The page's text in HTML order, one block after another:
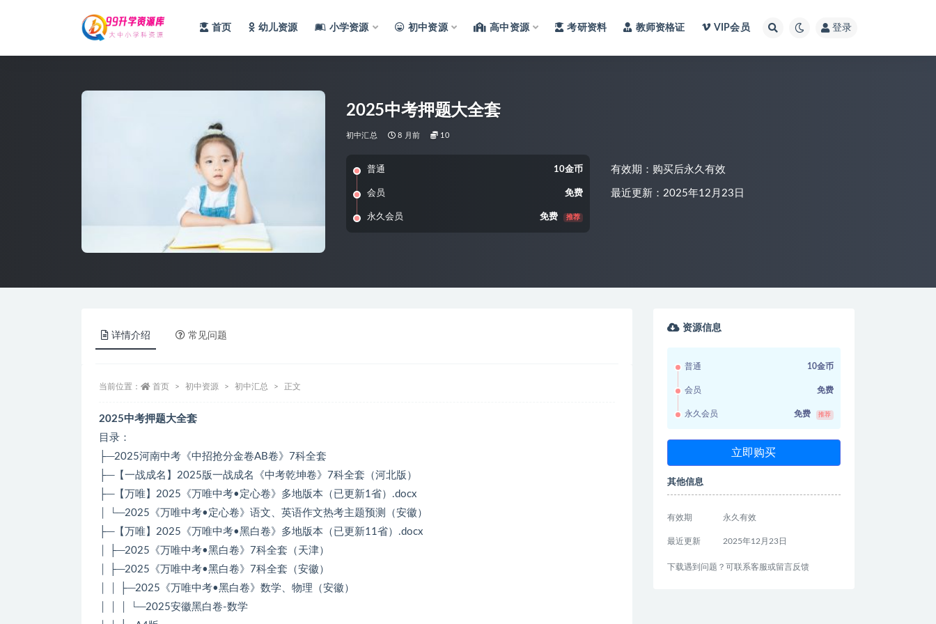
首页 幼儿资源 小学资源 初中资源 高中资源 考研资料 教师资格证 VIP会员 登录
2025中考押题大全套
初中汇总 8 月前 10
普通 10金币
会员 免费
永久会员 免费 推荐
有效期：购买后永久有效
最近更新：2025年12月23日
详情介绍 常见问题
当前位置： 首页 初中资源 初中汇总 正文
2025中考押题大全套
目录：
├─2025河南中考《中招抢分金卷AB卷》7科全套
├─【一战成名】2025版一战成名《中考乾坤卷》7科全套（河北版）
├─【万唯】2025《万唯中考•定心卷》多地版本（已更新1省）.docx
│ └─2025《万唯中考•定心卷》语文、英语作文热考主题预测（安徽）
├─【万唯】2025《万唯中考•黑白卷》多地版本（已更新11省）.docx
│ ├─2025《万唯中考•黑白卷》7科全套（天津）
│ ├─2025《万唯中考•黑白卷》7科全套（安徽）
│ │ ├─2025《万唯中考•黑白卷》数学、物理（安徽）
│ │ │ └─2025安徽黑白卷-数学
资源信息
普通 10金币
会员 免费
永久会员 免费 推荐
立即购买
其他信息
有效期 永久有效
最近更新 2025年12月23日
下载遇到问题？可联系客服或留言反馈